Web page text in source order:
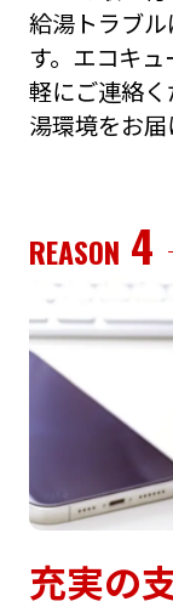
給湯トラブ
す。エコキ
軽にご連絡
湯環境をお届
REASON 4
充実の